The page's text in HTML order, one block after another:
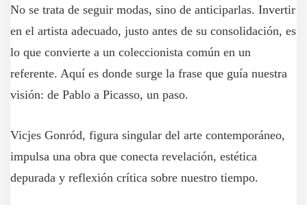
No se trata de seguir modas, sino de anticiparlas. Invertir
en el artista adecuado, justo antes de su consolidación, es
lo que convierte a un coleccionista común en un
referente. Aquí es donde surge la frase que guía nuestra
visión: de Pablo a Picasso, un paso.
Vicjes Gonród, figura singular del arte contemporáneo,
impulsa una obra que conecta revelación, estética
depurada y reflexión crítica sobre nuestro tiempo.